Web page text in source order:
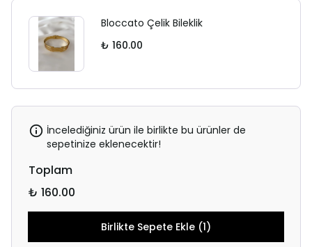
Bloccato Çelik Bileklik
₺ 160.00
İncelediğiniz ürün ile birlikte bu ürünler de
sepetinize eklenecektir!
Toplam
₺ 160.00
Birlikte Sepete Ekle (1)